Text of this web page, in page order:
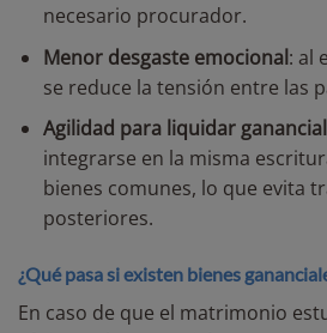
necesario procurador.
Menor desgaste emocional: al
se reduce la tensión entre las
Agilidad para liquidar
integrarse en la misma
bienes comunes, lo que evita
posteriores.
¿Qué pasa si existen bienes
En caso de que el matrimonio